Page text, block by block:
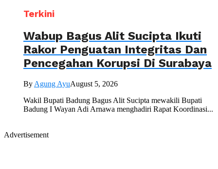
Terkini
Wabup Bagus Alit Sucipta Ikuti
Rakor Penguatan Integritas Dan
Pencegahan Korupsi Di Surabaya
By Agung AyuAugust 5, 2026
Wakil Bupati Badung Bagus Alit Sucipta mewakili Bupati
Badung I Wayan Adi Arnawa menghadiri Rapat Koordinasi...
Advertisement